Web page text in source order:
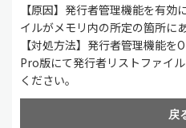
【原因】発行者管理機能を有効
イルがメモリ内の所定の箇所に
【対処方法】発行者管理機能を
Pro版にて発行者リストファイ
ください。
戻